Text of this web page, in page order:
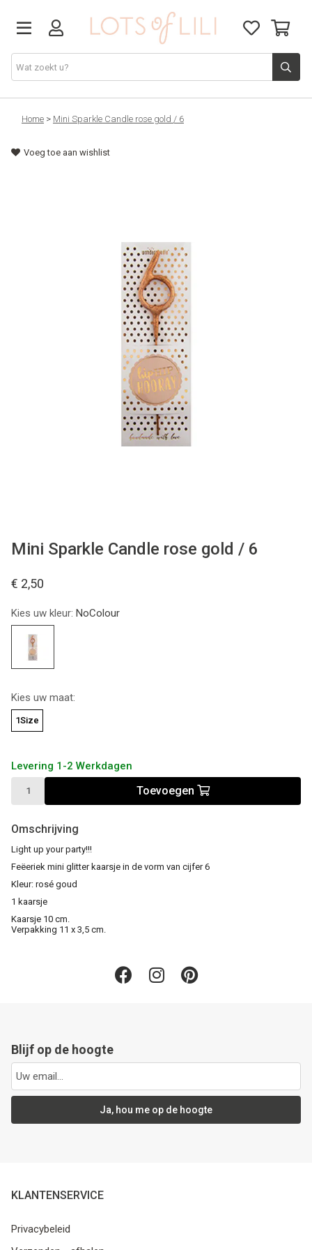
VADERDAG
SOLDEN
GREEN LIVING
KIDS
CADEAUBON
Home > Mini Sparkle Candle rose gold / 6
Voeg toe aan wishlist
Mini Sparkle Candle rose gold / 6
€ 2,50
Kies uw kleur: NoColour
Kies uw maat:
1Size
Levering 1-2 Werkdagen
Toevoegen
Omschrijving
Light up your party!!!
Feëeriek mini glitter kaarsje in de vorm van cijfer 6
Kleur: rosé goud
1 kaarsje
Kaarsje 10 cm.
Verpakking 11 x 3,5 cm.
Blijf op de hoogte
Ja, hou me op de hoogte
KLANTENSERVICE
Privacybeleid